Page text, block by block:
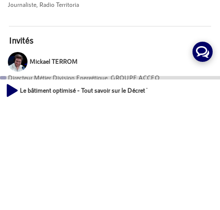
Journaliste, Radio Territoria
Invités
Mickael TERROM
Directeur Métier Division Energétique, GROUPE ACCEO
Le bâtiment optimisé - Tout savoir sur le Décret Tertiaire